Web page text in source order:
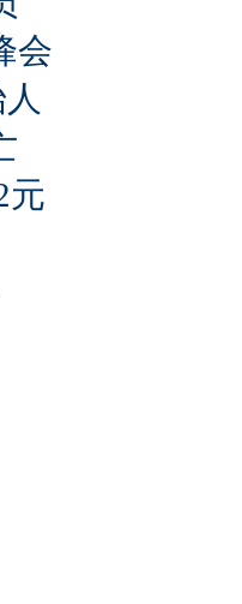
会
元